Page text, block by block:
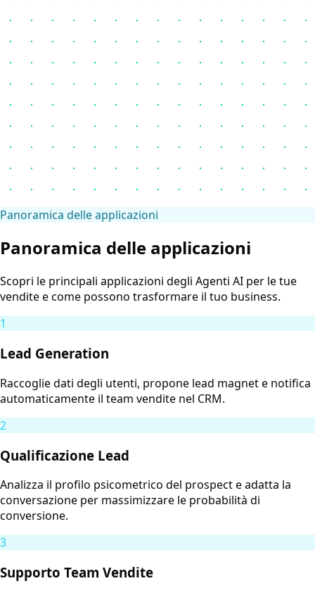
Panoramica delle applicazioni
Panoramica delle applicazioni
Scopri le principali applicazioni degli Agenti AI per le tue
vendite e come possono trasformare il tuo business.
1
Lead Generation
Raccoglie dati degli utenti, propone lead magnet e notifica
automaticamente il team vendite nel CRM.
2
Qualificazione Lead
Analizza il profilo psicometrico del prospect e adatta la
conversazione per massimizzare le probabilità di
conversione.
3
Supporto Team Vendite